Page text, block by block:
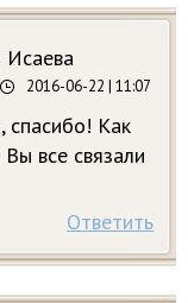
Исаева
2016-06-22 | 11:07
спасибо! Как
все связали
Ответить